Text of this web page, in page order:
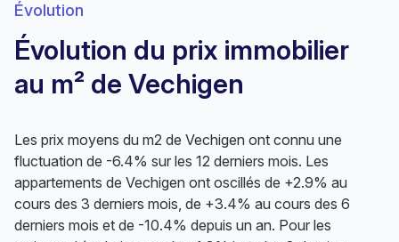
Évolution
Évolution du prix immobilier
au m² de Vechigen
Les prix moyens du m2 de Vechigen ont connu une
fluctuation de -6.4% sur les 12 derniers mois. Les
appartements de Vechigen ont oscillés de +2.9% au
cours des 3 derniers mois, de +3.4% au cours des 6
derniers mois et de -10.4% depuis un an. Pour les